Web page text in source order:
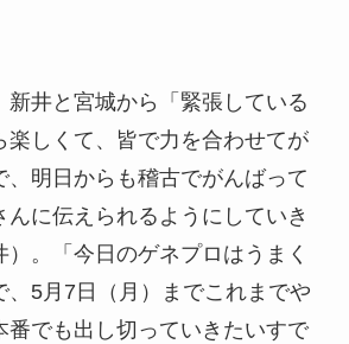
新井と宮城から「緊張している
楽しくて、皆で力を合わせてが
、明日からも稽古でがんばって
んに伝えられるようにしていき
。「今日のゲネプロはうまく
、5月7日（月）までこれまでや
番でも出し切っていきたいすで